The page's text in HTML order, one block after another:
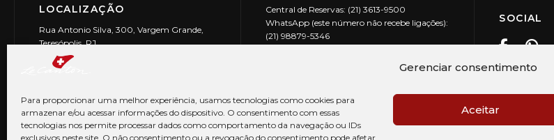
Gerenciar consentimento
Para proporcionar uma melhor experiência, usamos tecnologias como cookies para
armazenar e/ou acessar informações do dispositivo. O consentimento com essas
tecnologias nos permite processar dados como comportamento da navegação ou IDs
exclusivos neste site. O não consentimento ou a revogação do consentimento pode afetar
Aceitar
LOCALIZAÇÃO
Rua Antonio Silva, 300, Vargem Grande,
Teresópolis, RJ
CEP: 25990-150
Central de Reservas: (21) 3613-9500
WhatsApp (este número não recebe ligações):
(21) 98879-5346
SOCIAL